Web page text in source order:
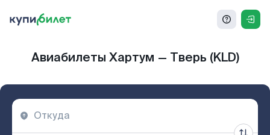
Авиабилеты Хартум — Тверь (KLD)